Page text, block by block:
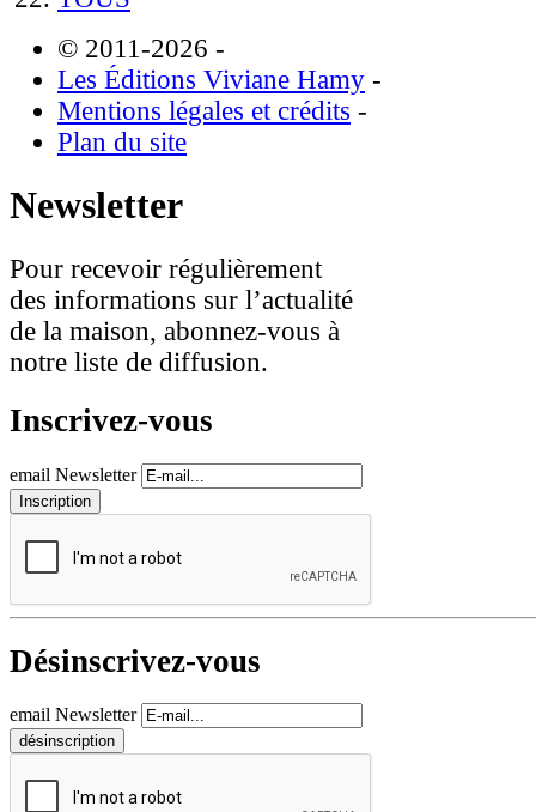
© 2011-2026 -
Les Éditions Viviane Hamy -
Mentions légales et crédits -
Plan du site
Newsletter
Pour recevoir régulièrement
des informations sur l’actualité
de la maison, abonnez-vous à
notre liste de diffusion.
Inscrivez-vous
email Newsletter
Désinscrivez-vous
email Newsletter